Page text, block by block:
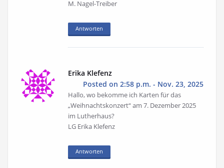
M. Nagel-Treiber
Antworten
Erika Klefenz
Posted on 2:58 p.m. - Nov. 23, 2025
Hallo, wo bekomme ich Karten für das
„Weihnachtskonzert“ am 7. Dezember 2025
im Lutherhaus?
LG Erika Klefenz
Antworten